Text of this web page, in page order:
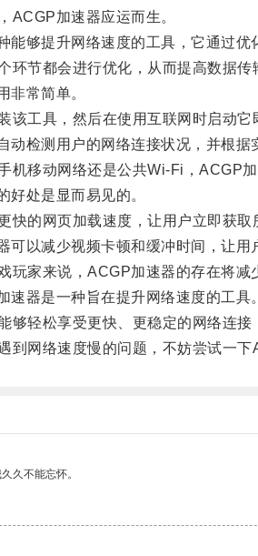
加速器应运而生。
够提升网络速度的工具，它通过优
节都会进行优化，从而提高数据传
常简单。
工具，然后在使用互联网时启动它
检测用户的网络连接状况，并根据
移动网络还是公共Wi-Fi，ACGP加
处是显而易见的。
的网页加载速度，让用户立即获取
以减少视频卡顿和缓冲时间，让用
家来说，ACGP加速器的存在将减
器是一种旨在提升网络速度的工具。
轻松享受更快、更稳定的网络连接
网络速度慢的问题，不妨尝试一下
久不能忘怀。